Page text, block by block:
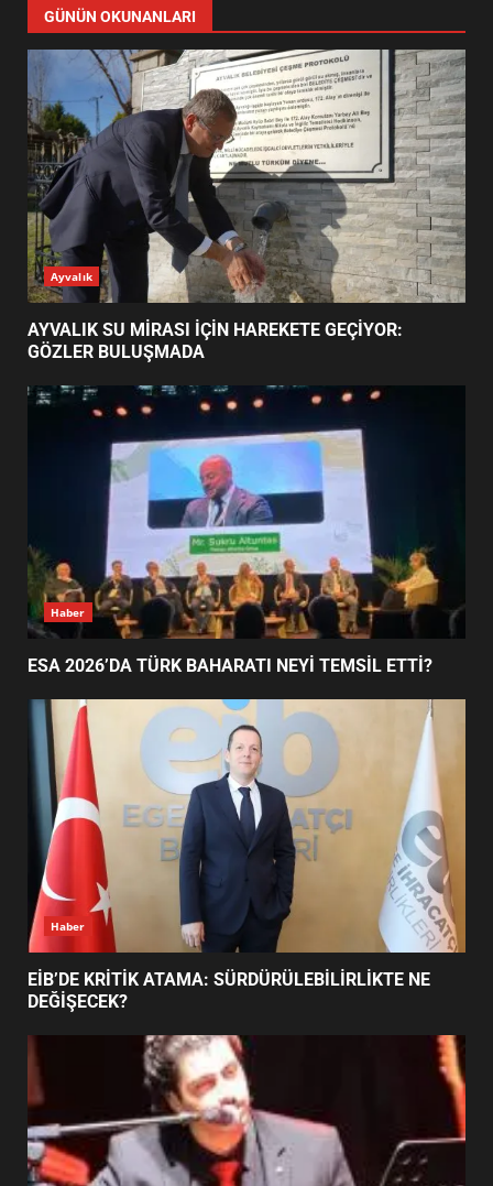
7
YENİ YÖNETİM NASIL
ŞEKİLLENDİ?
1
AYVALIK SU MİRASI İÇİN
HAREKETE GEÇİYOR: GÖZLER
BULUŞMADA
2
ESA 2026’DA TÜRK BAHARATI
NEYİ TEMSİL ETTİ?
EİB’DE KRİTİK ATAMA:
SÜRDÜRÜLEBİLİRLİKTE NE
DEĞİŞECEK?
4
EDREMİT’İN GURURU TÜRKİYE
FİNALİNDE NE BAŞARDI?
5
UZATILDI: NE DEĞİŞTİ?
6
BURHANİYE SATRANÇ
TURNUVASI KAYITLARI NEYİ
DEĞİŞTİRİYOR?
BURHANİYE BELEDİYESPOR’DA
YENİ YÖNETİM NASIL
GÜNÜN OKUNANLARI
Ayvalık
AYVALIK SU MİRASI İÇİN HAREKETE GEÇİYOR:
GÖZLER BULUŞMADA
Haber
ESA 2026’DA TÜRK BAHARATI NEYİ TEMSİL ETTİ?
Haber
EİB’DE KRİTİK ATAMA: SÜRDÜRÜLEBİLİRLİKTE NE
DEĞİŞECEK?